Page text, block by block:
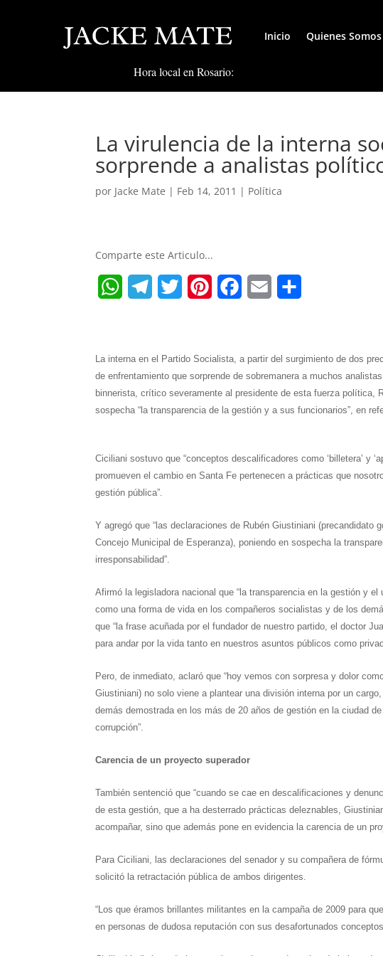
Inicio Quienes Somos
Hora local en Rosario:
La virulencia de la interna
sorprende a analistas
por Jacke Mate | Feb 14, 2011 | Política
Comparte este Articulo...
W
t
s
A
p
e
g
r
m
t
t
e
t
e
r
s
t
e
b
o
k
i
l
r
e
La interna en el Partido Socialista, a partir del surgimiento de dos
de enfrentamiento que sorprende de sobremanera a muchos
binnerista, crítico severamente al presidente de esta fuerza política,
sospecha “la transparencia de la gestión y a sus funcionarios”, en
Ciciliani sostuvo que “conceptos descalificadores como ‘billetera’ y
promueven el cambio en Santa Fe pertenecen a prácticas que
gestión pública”.
Y agregó que “las declaraciones de Rubén Giustiniani (precandidato
Concejo Municipal de Esperanza), poniendo en sospecha la
irresponsabilidad”.
Afirmó la legisladora nacional que “la transparencia en la gestión y
como una forma de vida en los compañeros socialistas y de los
que “la frase acuñada por el fundador de nuestro partido, el doctor
para andar por la vida tanto en nuestros asuntos públicos como
Pero, de inmediato, aclaró que “hoy vemos con sorpresa y dolor
Giustiniani) no solo viene a plantear una división interna por un
demás demostrada en los más de 20 años de gestión en la ciudad
corrupción”.
Carencia de un proyecto superador
También sentenció que “cuando se cae en descalificaciones y
de esta gestión, que a ha desterrado prácticas deleznables,
acompañar, sino que además pone en evidencia la carencia de un
Para Ciciliani, las declaraciones del senador y su compañera de
solicitó la retractación pública de ambos dirigentes.
“Los que éramos brillantes militantes en la campaña de 2009 para
en personas de dudosa reputación con sus desafortunados